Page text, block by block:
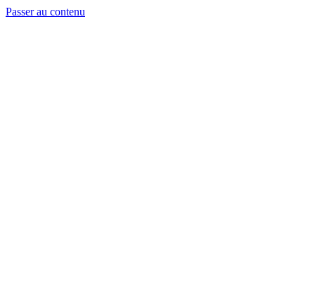
Passer au contenu